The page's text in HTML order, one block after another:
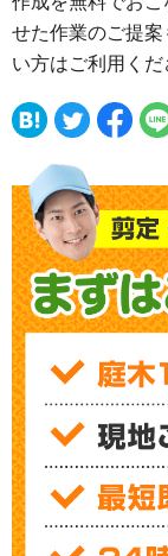
せた作業のご提
い方はご利用くだ